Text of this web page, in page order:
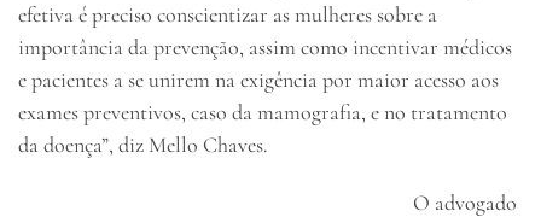
efetiva é preciso conscientizar as mulheres sobre a
importância da prevenção, assim como incentivar médicos
e pacientes a se unirem na exigência por maior acesso aos
exames preventivos, caso da mamografia, e no tratamento
da doença”, diz Mello Chaves.
O advogado